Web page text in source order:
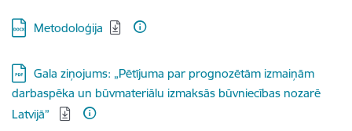
Lejupielādēt:
Metodoloģija
Lejupielādēt:
Gala ziņojums: „Pētījuma par prognozētām izmaiņām
darbaspēka un būvmateriālu izmaksās būvniecības nozarē
Latvijā”